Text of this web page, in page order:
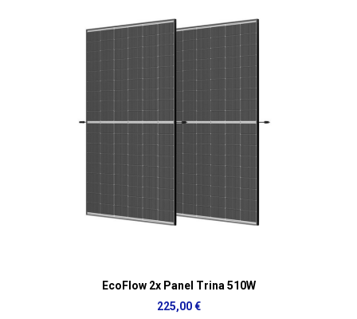
EcoFlow 2x Panel Trina 510W
225,00 €